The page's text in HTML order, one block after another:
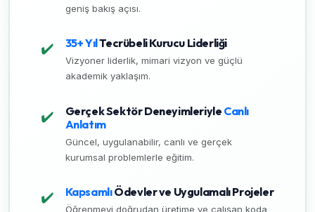
geniş bakış açısı.
✔️ 35+ YılTecrübeli Kurucu Liderliği
Vizyoner liderlik, mimari vizyon ve güçlü
akademik yaklaşım.
✔️ Gerçek Sektör Deneyimleriyle Canlı
Anlatım
Güncel, uygulanabilir, canlı ve gerçek
kurumsal problemlerle eğitim.
✔️ KapsamlıÖdevler ve Uygulamalı Projeler
Öğrenmeyi doğrudan üretime ve çalışan koda